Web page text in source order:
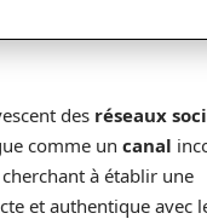
des réseaux
comme un canal
à établir une
et authentique avec